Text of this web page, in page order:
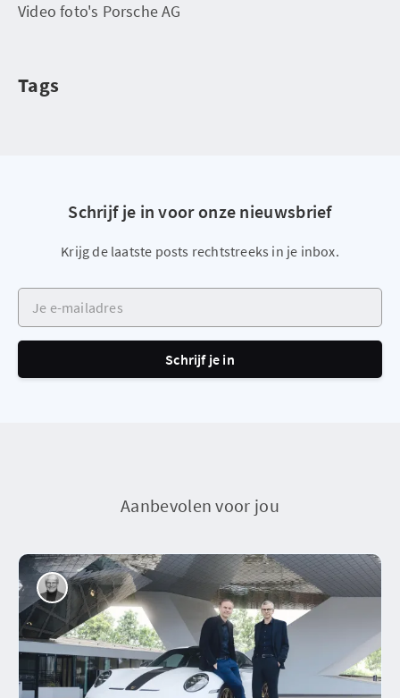
Video foto's Porsche AG
Tags
Schrijf je in voor onze nieuwsbrief
Krijg de laatste posts rechtstreeks in je inbox.
Je e-mailadres
Schrijf je in
Aanbevolen voor jou